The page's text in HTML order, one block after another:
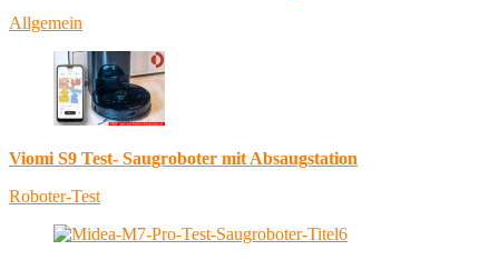
Allgemein
Viomi S9 Test- Saugroboter mit Absaugstation
Roboter-Test